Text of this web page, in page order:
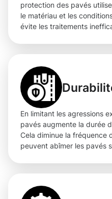
protection des pavés
le matériau et les
évite les traitements
En limitant les agressions
pavés augmente la durée
Cela diminue la fréquence
peuvent abîmer les pavés